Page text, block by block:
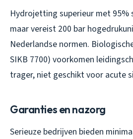
Hydrojetting superieur met 95%
maar vereist 200 bar
Nederlandse normen.
SIKB 7700) voorkomen
trager, niet geschikt voor acute
Garanties en nazorg
Serieuze bedrijven bieden